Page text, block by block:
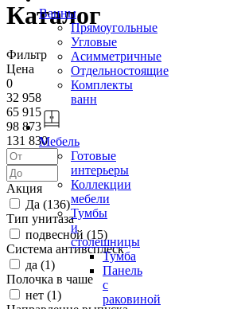
Ванны
Прямоугольные
Угловые
Асимметричные
Отдельностоящие
Комплекты
ванн
Мебель
Готовые
интерьеры
Коллекции
мебели
Тумбы
и
столешницы
Тумба
Панель
с
раковиной
Каталог
Фильтр
Цена
0
32 958
65 915
98 873
131 830
Акция
Да (136)
Тип унитаза
подвесной (15)
Система антивсплеск
да (1)
Полочка в чаше
нет (1)